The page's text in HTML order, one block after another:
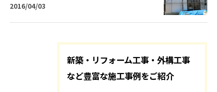
2016/04/03
新築・リフォーム工事・外構工事
など豊富な施工事例をご紹介